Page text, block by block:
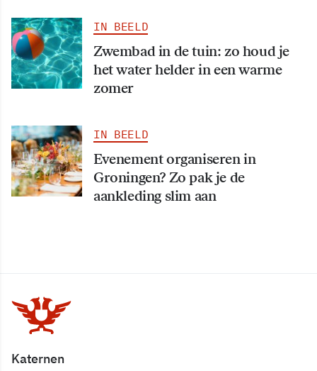
IN BEELD
Zwembad in de tuin: zo houd je
het water helder in een warme
zomer
IN BEELD
Evenement organiseren in
Groningen? Zo pak je de
aankleding slim aan
Katernen